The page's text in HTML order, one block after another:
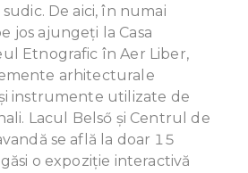
De aici, în numai
jos ajungeți la Casa
Etnografic în Aer Liber,
arhitecturale
instrumente utilizate de
Lacul Belső și Centrul de
se află la doar 15
o expoziție interactivă